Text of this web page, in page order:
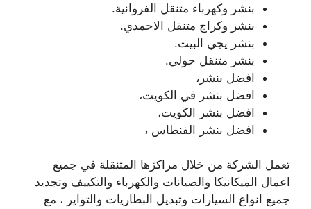
بنشر وكهرباء متنقل الفروانية.
بنشر وكراج متنقل الاحمدي.
بنشر يجي البيت.
بنشر متنقل حولي.
افضل بنشر،
افضل بنشر في الكويت،
افضل بنشر الكويت،
افضل بنشر الفنطاس ،
تعمل الشركة من خلال مراكزها المتنقلة في جميع
اعمال الميكانيكا والصيانات والكهرباء والتكييف وتجديد
جميع انواع السيارات وتبديل البطاريات والتواير ، مع